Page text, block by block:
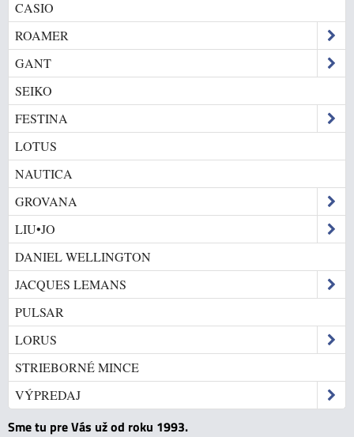
CASIO
ROAMER
GANT
SEIKO
FESTINA
LOTUS
NAUTICA
GROVANA
LIU•JO
DANIEL WELLINGTON
JACQUES LEMANS
PULSAR
LORUS
STRIEBORNÉ MINCE
VÝPREDAJ
Sme tu pre Vás už od roku 1993.